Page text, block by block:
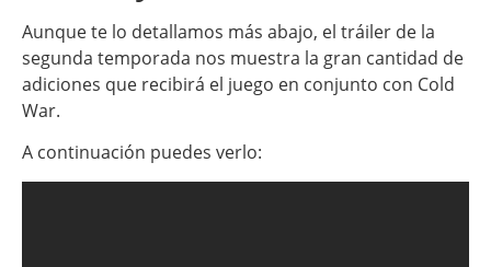
Aunque te lo detallamos más abajo, el tráiler de la
segunda temporada nos muestra la gran cantidad de
adiciones que recibirá el juego en conjunto con Cold
War.
A continuación puedes verlo: